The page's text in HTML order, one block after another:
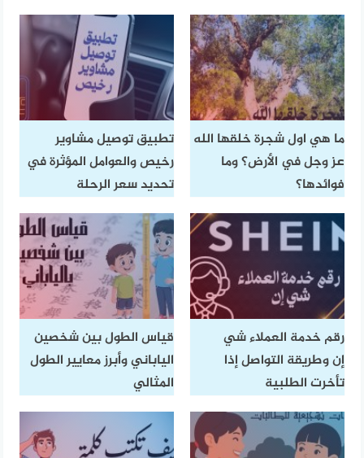
ما هي اول شجرة خلقها الله
عز وجل في الأرض؟ وما
فوائدها؟
تطبيق توصيل مشاوير
رخيص والعوامل المؤثرة في
تحديد سعر الرحلة
رقم خدمة العملاء شي
إن وطريقة التواصل إذا
تأخرت الطلبية
قياس الطول بين شخصين
الياباني وأبرز معايير الطول
المثالي